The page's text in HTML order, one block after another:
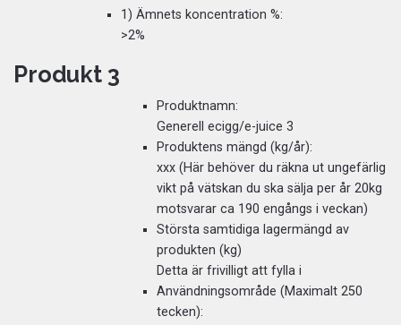
1) Ämnets koncentration %:
>2%
Produkt 3
Produktnamn:
Generell ecigg/e-juice 3
Produktens mängd (kg/år):
xxx (Här behöver du räkna ut ungefärlig
vikt på vätskan du ska sälja per år 20kg
motsvarar ca 190 engångs i veckan)
Största samtidiga lagermängd av
produkten (kg)
Detta är frivilligt att fylla i
Användningsområde (Maximalt 250
tecken):